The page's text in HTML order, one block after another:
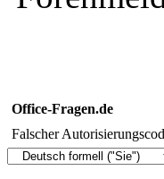
Office-Fragen.de
Falscher